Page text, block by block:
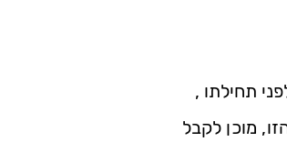
תחילתו ,
מוכן לקבל